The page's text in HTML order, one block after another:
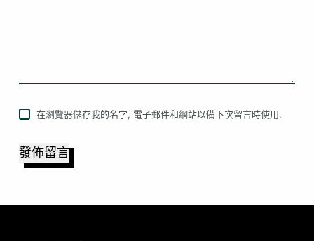
在瀏覽器儲存我的名字, 電子郵件和網站以備下次留言時使用.
發佈留言